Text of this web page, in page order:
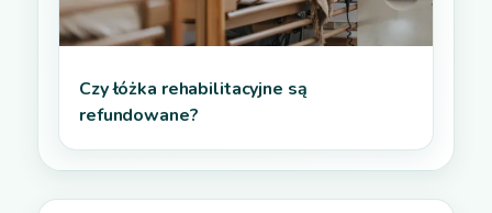
Czy łóżka rehabilitacyjne są
refundowane?